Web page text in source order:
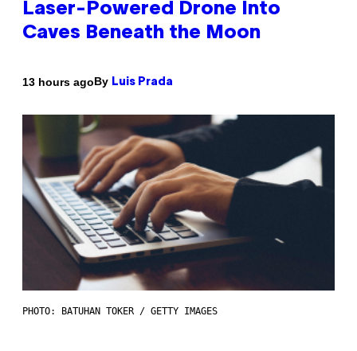
Laser-Powered Drone Into
Caves Beneath the Moon
13 hours agoBy Luis Prada
PHOTO: BATUHAN TOKER / GETTY IMAGES